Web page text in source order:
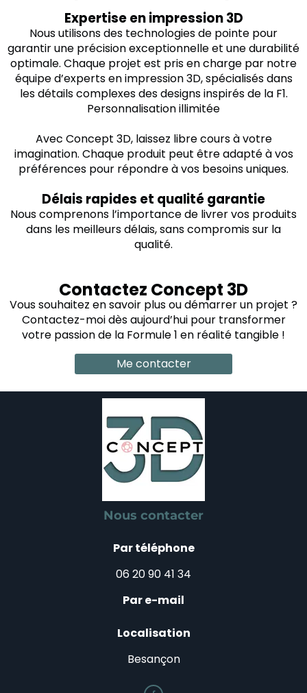
Expertise en impression 3D
Nous utilisons des technologies de pointe pour
garantir une précision exceptionnelle et une durabilité
optimale. Chaque projet est pris en charge par notre
équipe d’experts en impression 3D, spécialisés dans
les détails complexes des designs inspirés de la F1.
Personnalisation illimitée
Avec Concept 3D, laissez libre cours à votre
imagination. Chaque produit peut être adapté à vos
préférences pour répondre à vos besoins uniques.
Délais rapides et qualité garantie
Nous comprenons l’importance de livrer vos produits
dans les meilleurs délais, sans compromis sur la
qualité.
Contactez Concept 3D
Vous souhaitez en savoir plus ou démarrer un projet ?
Contactez-moi dès aujourd’hui pour transformer
votre passion de la Formule 1 en réalité tangible !
Me contacter
Nous contacter
Par téléphone
06 20 90 41 34
Par e-mail
Localisation
Besançon